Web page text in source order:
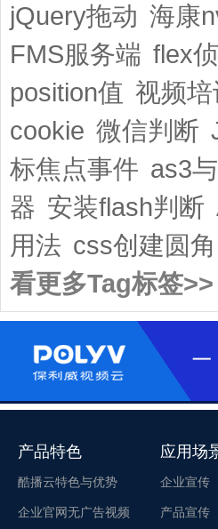
jQuery拖动 海康
FMS服务端 flex
position值 视频培
cookie 微信判断
标焦点事件 as3
器 安装flash判断
用法 css创建圆角
看更多Tag标签>>
产品特色
酷播云特色与优势
企业官网无广告视频
应用场
企业宣传
产品宣传